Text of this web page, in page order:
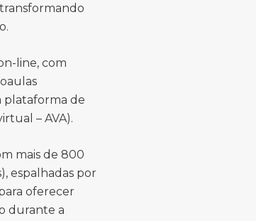
line, com
plataforma de
– AVA).
mais de 800
espalhadas por
oferecer
durante a